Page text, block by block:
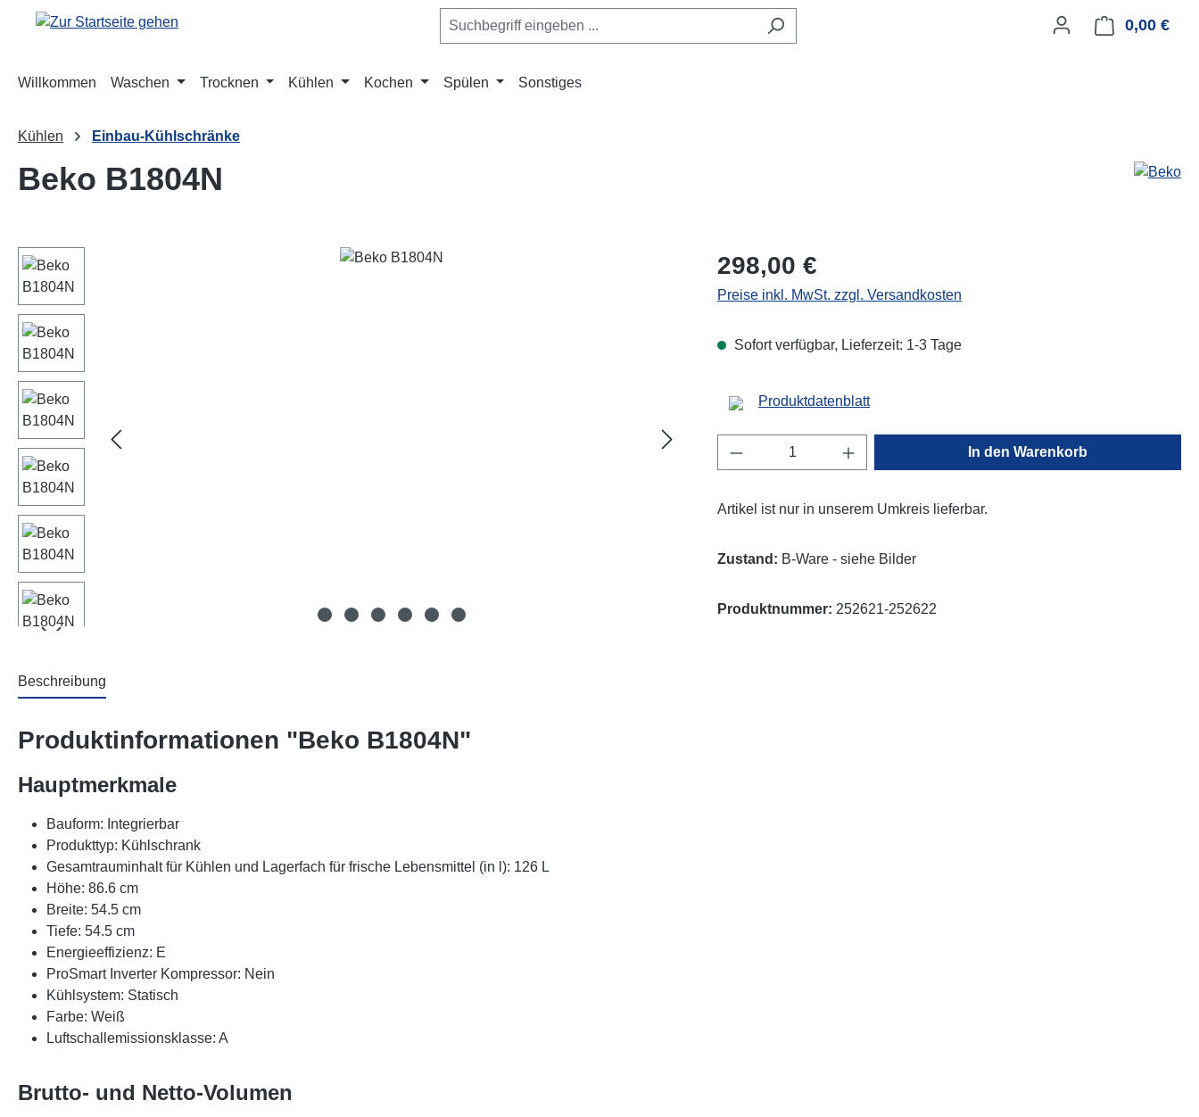
Hauptinhalt springen
Zur Suche springen
Zur Hauptnavigation springen 0,00 €
Willkommen Waschen Trocknen Kühlen Kochen Spülen Sonstiges
Kühlen Einbau-Kühlschränke
Beko B1804N
Bildergalerie überspringen Regulärer Preis:
298,00 €
Preise inkl. MwSt. zzgl. Versandkosten
Sofort verfügbar, Lieferzeit: 1-3 Tage
Produktdatenblatt
Produkt Anzahl: Gib den gewünschten Wert ein
In den Warenkorb
Artikel ist nur in unserem Umkreis lieferbar.
Zustand: B-Ware - siehe Bilder
Produktnummer: 252621-252622
Beschreibung
Produktinformationen "Beko B1804N"
Hauptmerkmale
Bauform: Integrierbar
Produkttyp: Kühlschrank
Gesamtrauminhalt für Kühlen und Lagerfach für frische Lebensmittel (in l): 126 L
Höhe: 86.6 cm
Breite: 54.5 cm
Tiefe: 54.5 cm
Energieeffizienz: E
ProSmart Inverter Kompressor: Nein
Kühlsystem: Statisch
Farbe: Weiß
Luftschallemissionsklasse: A
Brutto- und Netto-Volumen